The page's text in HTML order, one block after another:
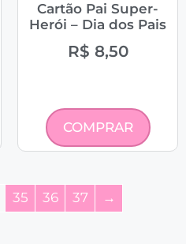
Cartão Pai Super-
Herói – Dia dos Pais
R$ 8,50
COMPRAR
35 36 37 →